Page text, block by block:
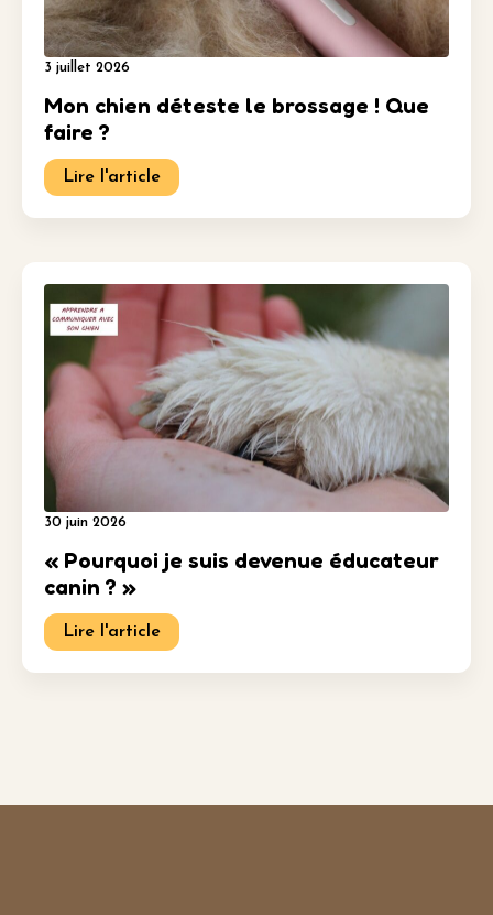
Mon chien déteste le brossage ! Que
faire ?
3 juillet 2026
Lire l'article
« Pourquoi je suis devenue éducateur
canin ? »
30 juin 2026
Lire l'article